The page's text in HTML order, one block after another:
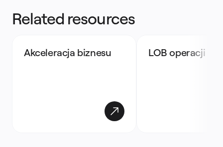
Related resources
Akceleracja biznesu LOB operacji